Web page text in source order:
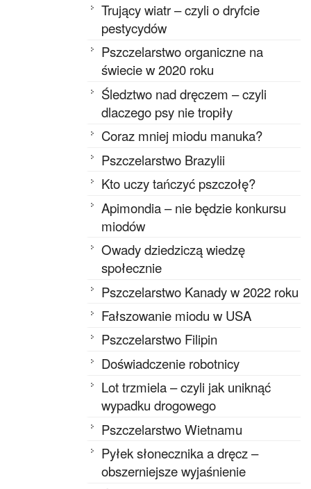
Trujący wiatr – czyli o dryfcie
pestycydów
Pszczelarstwo organiczne na
świecie w 2020 roku
Śledztwo nad dręczem – czyli
dlaczego psy nie tropiły
Coraz mniej miodu manuka?
Pszczelarstwo Brazylii
Kto uczy tańczyć pszczołę?
Apimondia – nie będzie konkursu
miodów
Owady dziedziczą wiedzę
społecznie
Pszczelarstwo Kanady w 2022 roku
Fałszowanie miodu w USA
Pszczelarstwo Filipin
Doświadczenie robotnicy
Lot trzmiela – czyli jak uniknąć
wypadku drogowego
Pszczelarstwo Wietnamu
Pyłek słonecznika a dręcz –
obszerniejsze wyjaśnienie